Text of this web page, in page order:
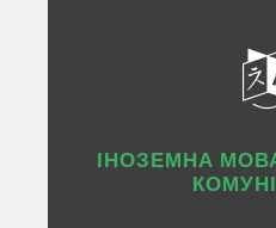
ІНОЗЕМНА